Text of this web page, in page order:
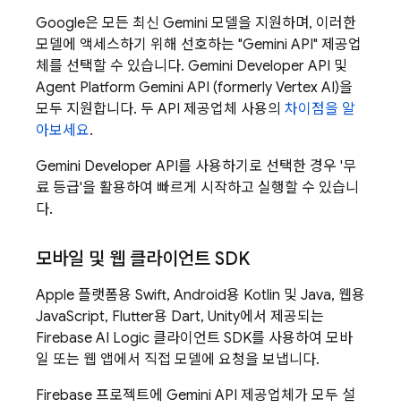
Google은 모든 최신 Gemini 모델을 지원하며, 이러한
모델에 액세스하기 위해 선호하는 "Gemini API" 제공업
체를 선택할 수 있습니다. Gemini Developer API 및
Agent Platform Gemini API (formerly Vertex AI)을
모두 지원합니다. 두 API 제공업체 사용의 차이점을 알
아보세요.
Gemini Developer API를 사용하기로 선택한 경우 '무
료 등급'을 활용하여 빠르게 시작하고 실행할 수 있습니
다.
모바일 및 웹 클라이언트 SDK
Apple 플랫폼용 Swift, Android용 Kotlin 및 Java, 웹용
JavaScript, Flutter용 Dart, Unity에서 제공되는
Firebase AI Logic 클라이언트 SDK를 사용하여 모바
일 또는 웹 앱에서 직접 모델에 요청을 보냅니다.
Firebase 프로젝트에 Gemini API 제공업체가 모두 설